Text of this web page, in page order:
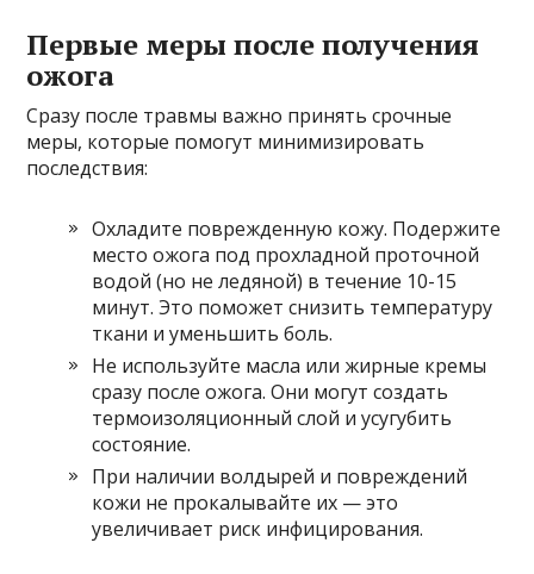
Первые меры после получения
ожога
Сразу после травмы важно принять срочные
меры, которые помогут минимизировать
последствия:
Охладите поврежденную кожу. Подержите
место ожога под прохладной проточной
водой (но не ледяной) в течение 10-15
минут. Это поможет снизить температуру
ткани и уменьшить боль.
Не используйте масла или жирные кремы
сразу после ожога. Они могут создать
термоизоляционный слой и усугубить
состояние.
При наличии волдырей и повреждений
кожи не прокалывайте их — это
увеличивает риск инфицирования.